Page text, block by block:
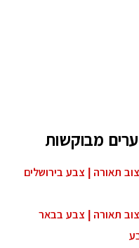
מבוקשות
| צבע בירושלים
| צבע בבאר